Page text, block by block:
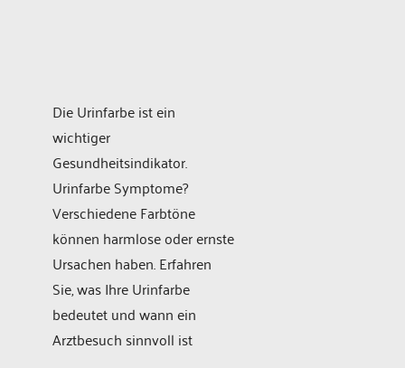
Die Urinfarbe ist ein
wichtiger
Gesundheitsindikator.
Urinfarbe Symptome?
Verschiedene Farbtöne
können harmlose oder ernste
Ursachen haben. Erfahren
Sie, was Ihre Urinfarbe
bedeutet und wann ein
Arztbesuch sinnvoll ist